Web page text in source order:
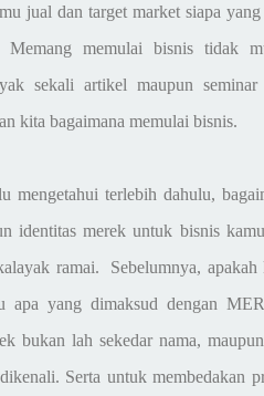
jual dan target market siapa
Memang memulai bisnis tidak
sekali artikel maupun seminar
kita bagaimana memulai bisnis.
mengetahui terlebih dahulu,
identitas merek untuk bisnis
ramai. Sebelumnya, apakah
apa yang dimaksud dengan
bukan lah sekedar nama,
Serta untuk membedakan